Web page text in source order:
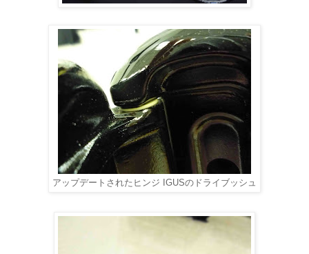
アップデートされたヒンジ IGUSのドライブッシュ